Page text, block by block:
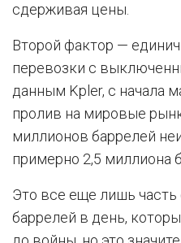
сдерживая цены.
Второй фактор —
перевозки с
данным Kpler, с начала
пролив на мировые
миллионов баррелей
примерно 2,5 миллиона
Это все еще лишь
баррелей в день,